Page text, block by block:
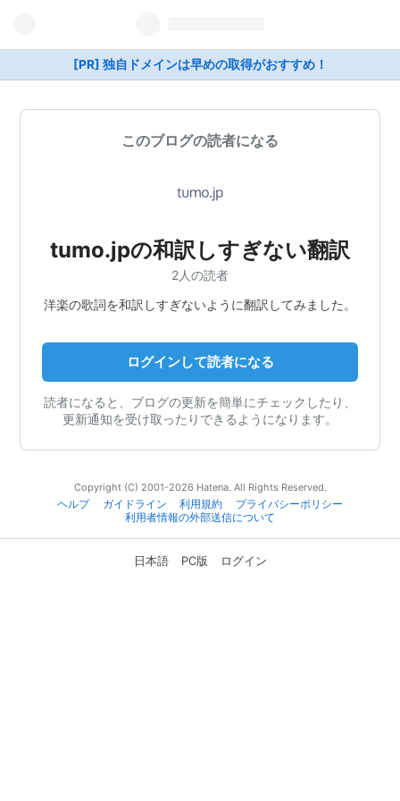
[PR] 独自ドメインは早めの取得がおすすめ！
このブログの読者になる
tumo.jpの和訳しすぎない翻訳
2人の読者
洋楽の歌詞を和訳しすぎないように翻訳してみました。
ログインして読者になる
読者になると、ブログの更新を簡単にチェックしたり、
更新通知を受け取ったりできるようになります。
Copyright (C) 2001-2026 Hatena. All Rights Reserved.
ヘルプ
ガイドライン 利用規約
プライバシーポリシー
利用者情報の外部送信について
日本語 PC版 ログイン